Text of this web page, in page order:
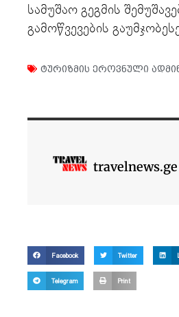
სამუშაო გეგმის
გამოწვევების
ტურიზმის ეროვნული
travelnews.ge
Facebook Twitter
Telegram Print